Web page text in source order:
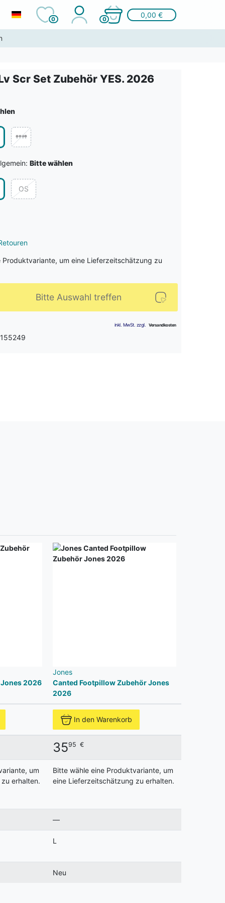
0 0
0,00 €
Scr Set Zubehör YES. 2026
Bitte wählen
OS
Produktvariante, um eine Lieferzeitschätzung zu
Bitte Auswahl treffen
Jones 2026
Jones
Canted Footpillow Zubehör Jones
2026
In den Warenkorb
3595 €
um
erhalten.
Bitte wähle eine Produktvariante, um
eine Lieferzeitschätzung zu erhalten.
—
L
Neu